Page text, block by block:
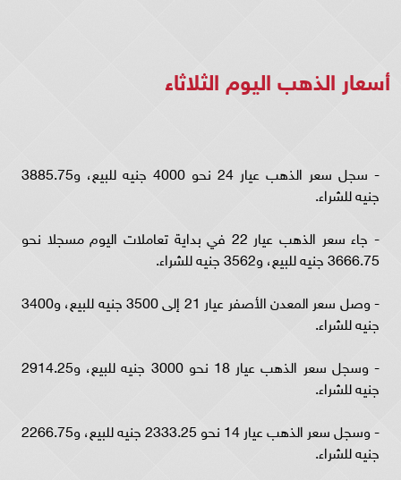
أسعار الذهب اليوم الثلاثاء
- سجل سعر الذهب عيار 24 نحو 4000 جنيه للبيع، و3885.75
جنيه للشراء.
- جاء سعر الذهب عيار 22 في بداية تعاملات اليوم مسجلا نحو
3666.75 جنيه للبيع، و3562 جنيه للشراء.
- وصل سعر المعدن الأصفر عيار 21 إلى 3500 جنيه للبيع، و3400
جنيه للشراء.
- وسجل سعر الذهب عيار 18 نحو 3000 جنيه للبيع، و2914.25
جنيه للشراء.
- وسجل سعر الذهب عيار 14 نحو 2333.25 جنيه للبيع، و2266.75
جنيه للشراء.